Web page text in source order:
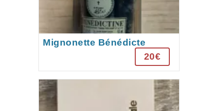
Mignonette Bénédicte
20€